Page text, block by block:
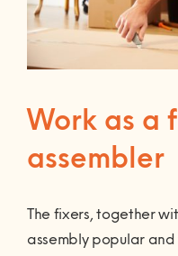
Mobil och fast
Nätverk och
energioptimering
Tv och streaming
Garderober
Förvaringssystem
Gardinstänger
Sängar
Barnsäng och
våningssäng
Sängstommar
Soffor och fåtöljer
Schäslong
Soffa
Allmän
Akustikpaneler
Borrservice
Grillar
Vitvaror
Kök
Altan och trädäck
Bygg-service
Golv
Lås
Stugor och
Rörmokare & VVS
Detektor
Handdukstork
El-service
Element
Laddbox
Fast pris & offert
Om måleritjänsten
Större byggjobb
byggjobb
Fler tjänster
Fler tjänster – KEYTO
Presentkort
Work as a
assembler
The fixers, together
assembly popular